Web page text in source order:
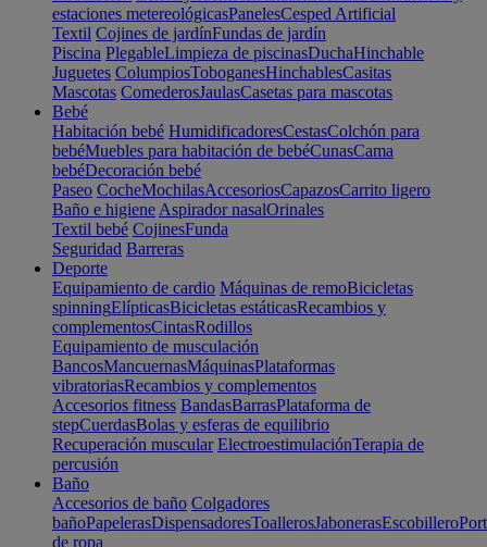
estaciones metereológicasPanelesCesped Artificial
Textil Cojines de jardínFundas de jardín
Piscina PlegableLimpieza de piscinasDuchaHinchable
Juguetes ColumpiosToboganesHinchablesCasitas
Mascotas ComederosJaulasCasetas para mascotas
Bebé
Habitación bebé HumidificadoresCestasColchón para
bebéMuebles para habitación de bebéCunasCama
bebéDecoración bebé
Paseo CocheMochilasAccesoriosCapazosCarrito ligero
Baño e higiene Aspirador nasalOrinales
Textil bebé CojinesFunda
Seguridad Barreras
Deporte
Equipamiento de cardio Máquinas de remoBicicletas
spinningElípticasBicicletas estáticasRecambios y
complementosCintasRodillos
Equipamiento de musculación
BancosMancuernasMáquinasPlataformas
vibratoriasRecambios y complementos
Accesorios fitness BandasBarrasPlataforma de
stepCuerdasBolas y esferas de equilibrio
Recuperación muscular ElectroestimulaciónTerapia de
percusión
Baño
Accesorios de baño Colgadores
bañoPapelerasDispensadoresToallerosJabonerasEscobillero
de ropa